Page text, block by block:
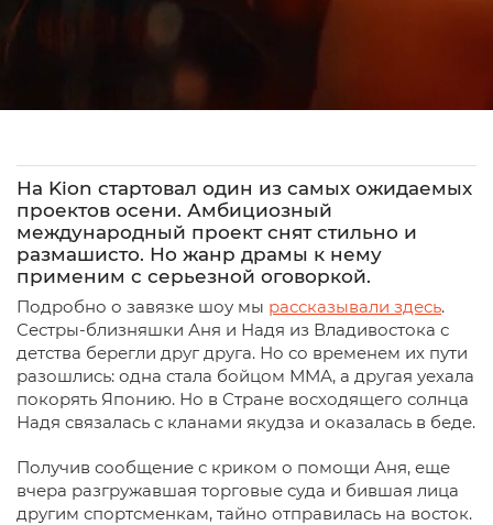
На Kion стартовал один из самых ожидаемых
проектов осени. Амбициозный
международный проект снят стильно и
размашисто. Но жанр драмы к нему
применим с серьезной оговоркой.
Подробно о завязке шоу мы рассказывали здесь.
Сестры-близняшки Аня и Надя из Владивостока с
детства берегли друг друга. Но со временем их пути
разошлись: одна стала бойцом ММА, а другая уехала
покорять Японию. Но в Стране восходящего солнца
Надя связалась с кланами якудза и оказалась в беде.
Получив сообщение с криком о помощи Аня, еще
вчера разгружавшая торговые суда и бившая лица
другим спортсменкам, тайно отправилась на восток.